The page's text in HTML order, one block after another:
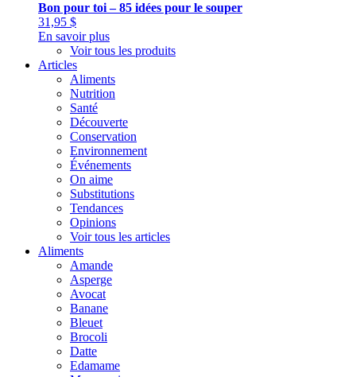
Bon pour toi – 85 idées pour le souper
31,95 $
En savoir plus
Voir tous les produits
Articles
Aliments
Nutrition
Santé
Découverte
Conservation
Environnement
Événements
On aime
Substitutions
Tendances
Opinions
Voir tous les articles
Aliments
Amande
Asperge
Avocat
Banane
Bleuet
Brocoli
Datte
Edamame